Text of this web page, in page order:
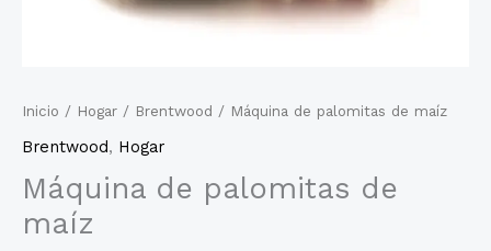
Inicio / Hogar / Brentwood / Máquina de palomitas de maíz
Brentwood, Hogar
Máquina de palomitas de
maíz